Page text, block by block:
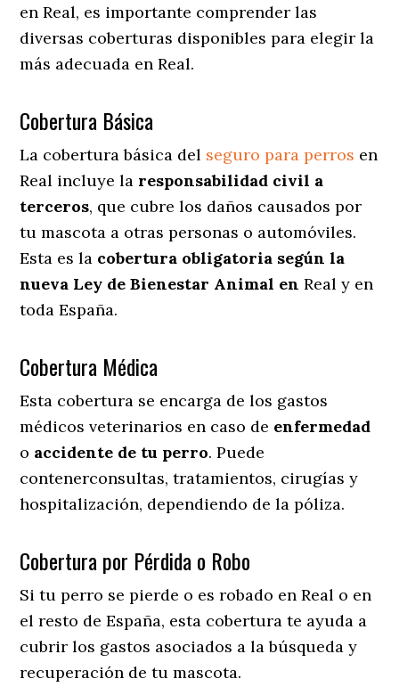
en Real, es importante comprender las
diversas coberturas disponibles para elegir la
más adecuada en Real.
Cobertura Básica
La cobertura básica del seguro para perros en
Real incluye la responsabilidad civil a
terceros, que cubre los daños causados por
tu mascota a otras personas o automóviles.
Esta es la cobertura obligatoria según la
nueva Ley de Bienestar Animal enReal y en
toda España.
Cobertura Médica
Esta cobertura se encarga de los gastos
médicos veterinarios en caso de enfermedad
o accidente de tu perro. Puede
contenerconsultas, tratamientos, cirugías y
hospitalización, dependiendo de la póliza.
Cobertura por Pérdida o Robo
Si tu perro se pierde o es robado en Real o en
el resto de España, esta cobertura te ayuda a
cubrir los gastos asociados a la búsqueda y
recuperación de tu mascota.